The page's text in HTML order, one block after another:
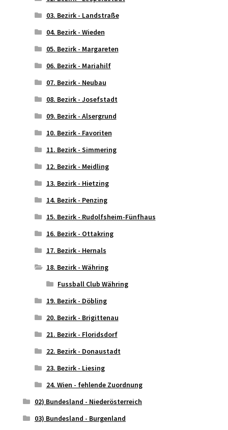
03. Bezirk - Landstraße
04. Bezirk - Wieden
05. Bezirk - Margareten
06. Bezirk - Mariahilf
07. Bezirk - Neubau
08. Bezirk - Josefstadt
09. Bezirk - Alsergrund
10. Bezirk - Favoriten
11. Bezirk - Simmering
12. Bezirk - Meidling
13. Bezirk - Hietzing
14. Bezirk - Penzing
15. Bezirk - Rudolfsheim-Fünfhaus
16. Bezirk - Ottakring
17. Bezirk - Hernals
18. Bezirk - Währing
Fussball Club Währing
19. Bezirk - Döbling
20. Bezirk - Brigittenau
21. Bezirk - Floridsdorf
22. Bezirk - Donaustadt
23. Bezirk - Liesing
24. Wien - fehlende Zuordnung
02) Bundesland - Niederösterreich
03) Bundesland - Burgenland